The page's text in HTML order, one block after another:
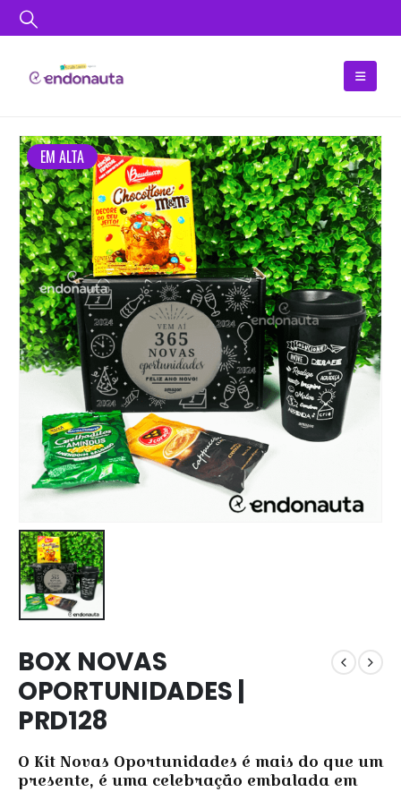
EM ALTA
BOX NOVAS
OPORTUNIDADES |
PRD128
O Kit Novas Oportunidades é mais do que um
presente, é uma celebração embalada em